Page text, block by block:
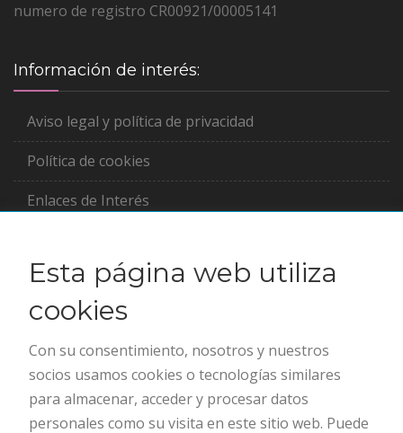
numero de registro CR00921/00005141
Información de interés:
Aviso legal y política de privacidad
Política de cookies
Enlaces de Interés
Asociada a:
Clínicas abortos en España
Clínicas de abortos en México
Horario
Esta página web utiliza
cookies
Con su consentimiento, nosotros y nuestros
socios usamos cookies o tecnologías similares
para almacenar, acceder y procesar datos
personales como su visita en este sitio web. Puede